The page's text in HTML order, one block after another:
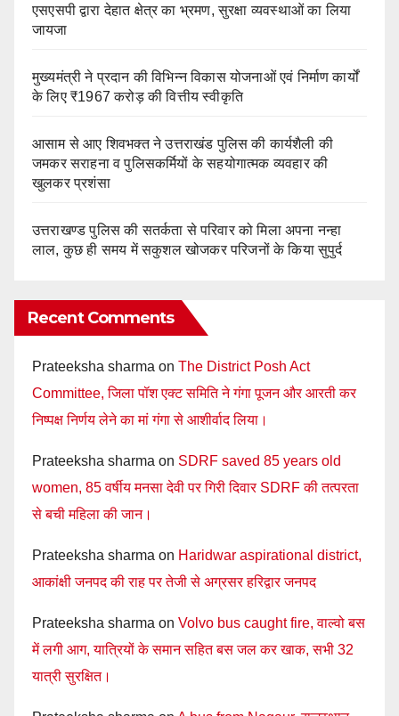
एसएसपी द्वारा देहात क्षेत्र का भ्रमण, सुरक्षा व्यवस्थाओं का लिया
जायजा
मुख्यमंत्री ने प्रदान की विभिन्न विकास योजनाओं एवं निर्माण कार्यों
के लिए ₹1967 करोड़ की वित्तीय स्वीकृति
आसाम से आए शिवभक्त ने उत्तराखंड पुलिस की कार्यशैली की
जमकर सराहना व पुलिसकर्मियों के सहयोगात्मक व्यवहार की
खुलकर प्रशंसा
उत्तराखण्ड पुलिस की सतर्कता से परिवार को मिला अपना नन्हा
लाल, कुछ ही समय में सकुशल खोजकर परिजनों के किया सुपुर्द
Recent Comments
Prateeksha sharma on The District Posh Act
Committee, जिला पॉश एक्ट समिति ने गंगा पूजन और आरती कर
निष्पक्ष निर्णय लेने का मां गंगा से आशीर्वाद लिया।
Prateeksha sharma on SDRF saved 85 years old
women, 85 वर्षीय मनसा देवी पर गिरी दिवार SDRF की तत्परता
से बची महिला की जान।
Prateeksha sharma on Haridwar aspirational district,
आकांक्षी जनपद की राह पर तेजी से अग्रसर हरिद्वार जनपद
Prateeksha sharma on Volvo bus caught fire, वाल्वो बस
में लगी आग, यात्रियों के समान सहित बस जल कर खाक, सभी 32
यात्री सुरक्षित।